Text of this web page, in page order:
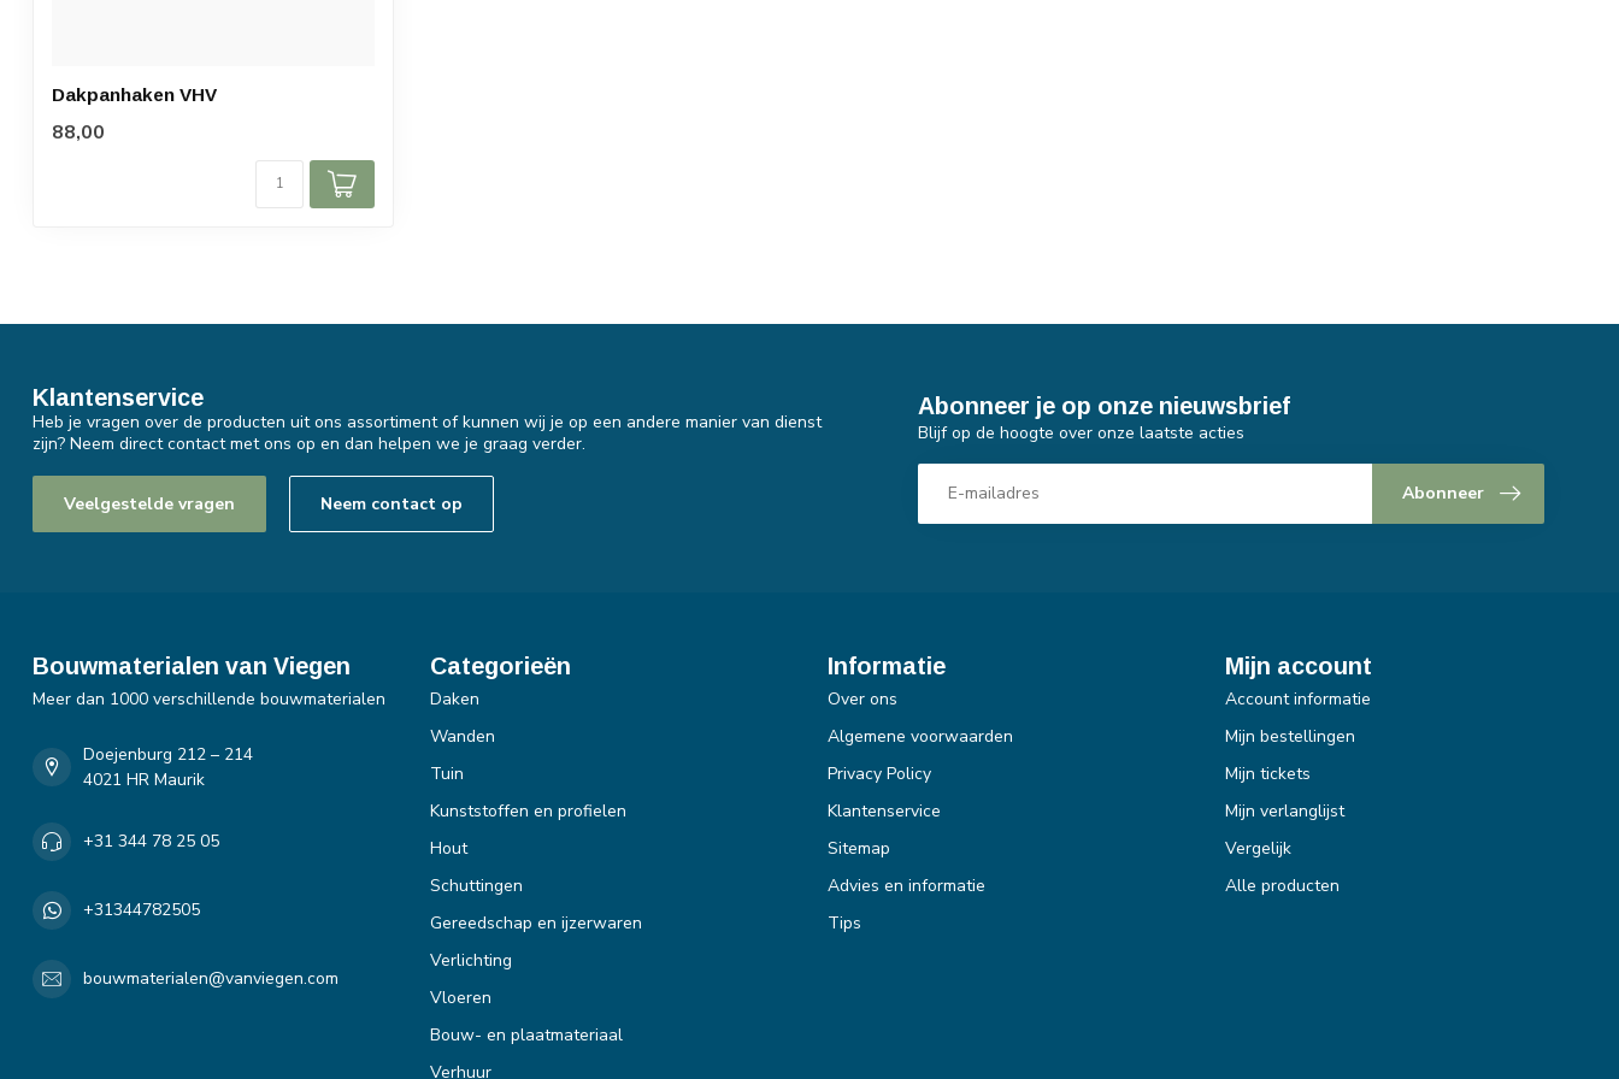
Dakpanhaken VHV
88,00
Klantenservice
Heb je vragen over de producten uit ons assortiment of kunnen wij je op een andere manier van dienst
zijn? Neem direct contact met ons op en dan helpen we je graag verder.
Veelgestelde vragen Neem contact op
Abonneer je op onze nieuwsbrief
Blijf op de hoogte over onze laatste acties
Abonneer
Bouwmaterialen van Viegen
Meer dan 1000 verschillende bouwmaterialen
Doejenburg 212 – 214
4021 HR Maurik
+31 344 78 25 05
+31344782505
bouwmaterialen@vanviegen.com
Categorieën
Daken
Wanden
Tuin
Kunststoffen en profielen
Hout
Schuttingen
Gereedschap en ijzerwaren
Verlichting
Vloeren
Bouw- en plaatmateriaal
Verhuur
Informatie
Over ons
Algemene voorwaarden
Privacy Policy
Klantenservice
Sitemap
Advies en informatie
Tips
Mijn account
Account informatie
Mijn bestellingen
Mijn tickets
Mijn verlanglijst
Vergelijk
Alle producten